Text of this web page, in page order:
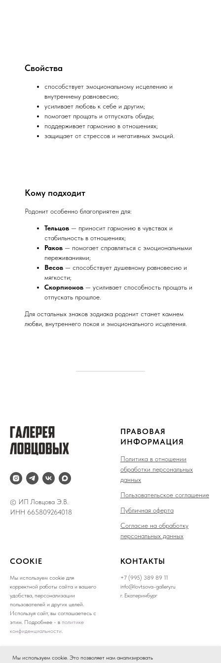
Мы используем cookie. Это позволяет нам анализировать
Свойства
способствует эмоциональному исцелению и
внутреннему равновесию;
усиливает любовь к себе и другим;
помогает прощать и отпускать обиды;
поддерживает гармонию в отношениях;
защищает от стрессов и негативных эмоций.
Кому подходит
Родонит особенно благоприятен для:
Тельцов — приносит гармонию в чувствах и
стабильность в отношениях;
Раков — помогает справляться с эмоциональными
переживаниями;
Весов — способствует душевному равновесию и
мягкости;
Скорпионов — усиливает способность прощать и
отпускать прошлое.
Для остальных знаков зодиака родонит станет камнем
любви, внутреннего покоя и эмоционального исцеления.
© ИП Ловцова Э.В.
ИНН 665809264018
ПРАВОВАЯ
ИНФОРМАЦИЯ
Политика в отношении
обработки персональных
данных
Пользовательское соглашение
Публичная оферта
Согласие на обработку
персональных данных
COOKIE
Мы используем cookie для
корректной работы сайта и вашего
удобства, персонализации
пользователей и других целей.
Используя сайт, вы соглашаетесь с
этим. Подробнее - в политике
конфиденциальности.
КОНТАКТЫ
+7 (995) 389 89 11
info@lovtsova-gallery.ru
г. Екатеринбург